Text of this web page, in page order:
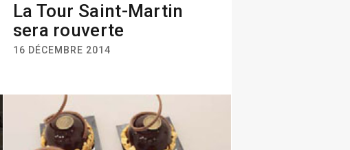
La Tour Saint-Martin
sera rouverte
16 DÉCEMBRE 2014